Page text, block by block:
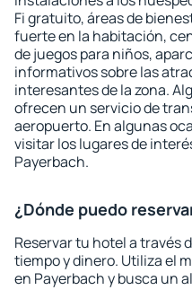
Fi gratuito, áreas de
fuerte en la habitación,
de juegos para niños,
informativos sobre las
interesantes de la zona.
ofrecen un servicio de
aeropuerto. En algunas
visitar los lugares de
Payerbach.
¿Dónde puedo
Reservar tu hotel a través
tiempo y dinero. Utiliza el
en Payerbach y busca un